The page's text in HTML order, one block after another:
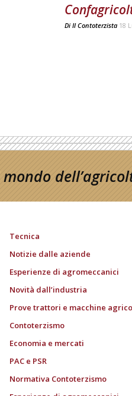
Di Il Contoterzista 18
Tecnica
Notizie dalle aziende
Esperienze di agromeccanici
Novità dall’industria
Prove trattori e macchine
Contoterzismo
Economia e mercati
PAC e PSR
Normativa Contoterzismo